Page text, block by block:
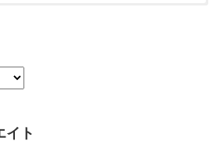
】エアウォレット(COIN+)で最大98,300
イト